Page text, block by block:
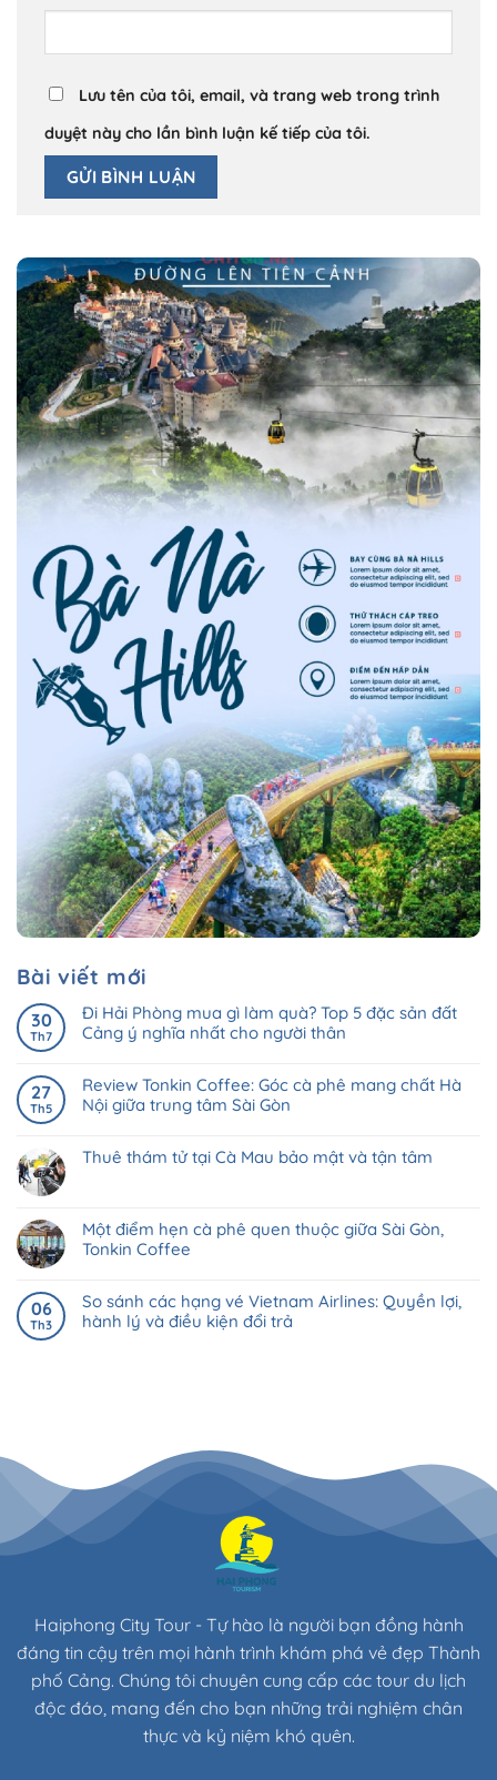
Lưu tên của tôi, email, và trang web trong trình
duyệt này cho lần bình luận kế tiếp của tôi.
Bài viết mới
30
Th7
Đi Hải Phòng mua gì làm quà? Top 5 đặc sản đất
Cảng ý nghĩa nhất cho người thân
27
Th5
Review Tonkin Coffee: Góc cà phê mang chất Hà
Nội giữa trung tâm Sài Gòn
Thuê thám tử tại Cà Mau bảo mật và tận tâm
Một điểm hẹn cà phê quen thuộc giữa Sài Gòn,
Tonkin Coffee
06
Th3
So sánh các hạng vé Vietnam Airlines: Quyền lợi,
hành lý và điều kiện đổi trả
Haiphong City Tour - Tự hào là người bạn đồng hành
đáng tin cậy trên mọi hành trình khám phá vẻ đẹp Thành
phố Cảng. Chúng tôi chuyên cung cấp các tour du lịch
độc đáo, mang đến cho bạn những trải nghiệm chân
thực và kỷ niệm khó quên.